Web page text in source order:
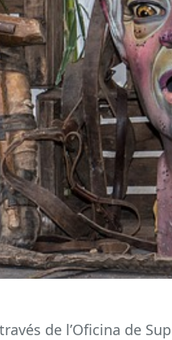
de l’Oficina de